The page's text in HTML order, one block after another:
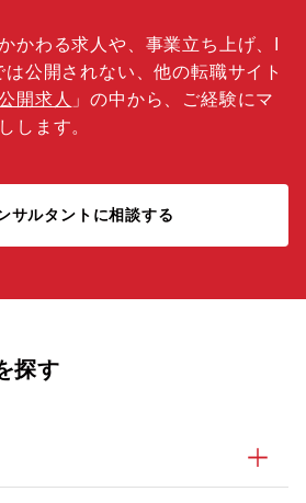
かわる求人や、事業立ち上げ、I
公開されない、他の転職サイト
開求人 」の中から、ご経験にマ
します。
サルタントに相談する
探す